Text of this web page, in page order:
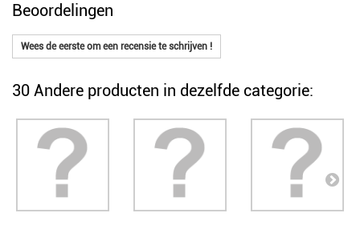
Beoordelingen
Wees de eerste om een recensie te schrijven !
30 Andere producten in dezelfde categorie: